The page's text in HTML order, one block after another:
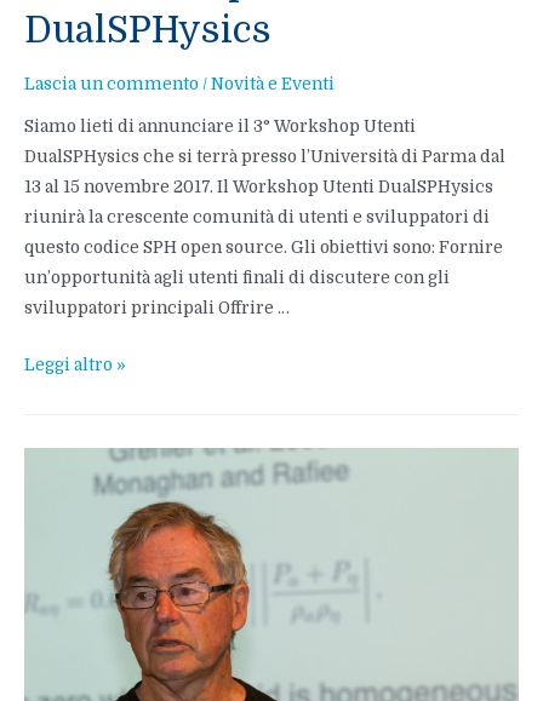
DualSPHysics
Lascia un commento / Novità e Eventi
Siamo lieti di annunciare il 3° Workshop Utenti
DualSPHysics che si terrà presso l’Università di Parma dal
13 al 15 novembre 2017. Il Workshop Utenti DualSPHysics
riunirà la crescente comunità di utenti e sviluppatori di
questo codice SPH open source. Gli obiettivi sono: Fornire
un’opportunità agli utenti finali di discutere con gli
sviluppatori principali Offrire …
3°
DualSPHysics
Leggi altro »